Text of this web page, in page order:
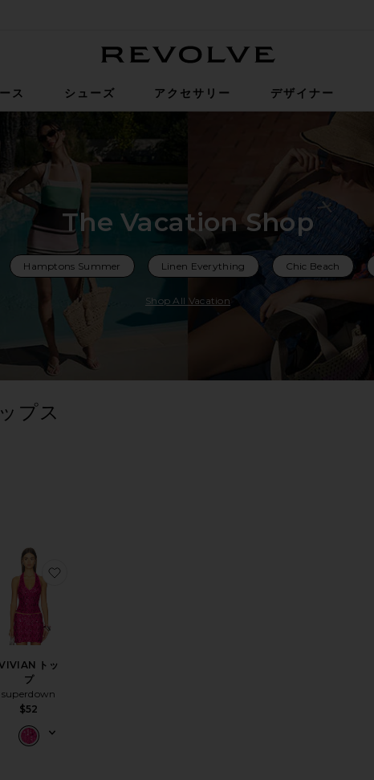
ス シューズ アクセサリー デザイナー
The Vacation Shop
Hamptons Summer Linen Everything Chic Beach
Shop All Vacation
プス
トップ
お気に入りLIORA トップ
トッ
プ
superdown
$52